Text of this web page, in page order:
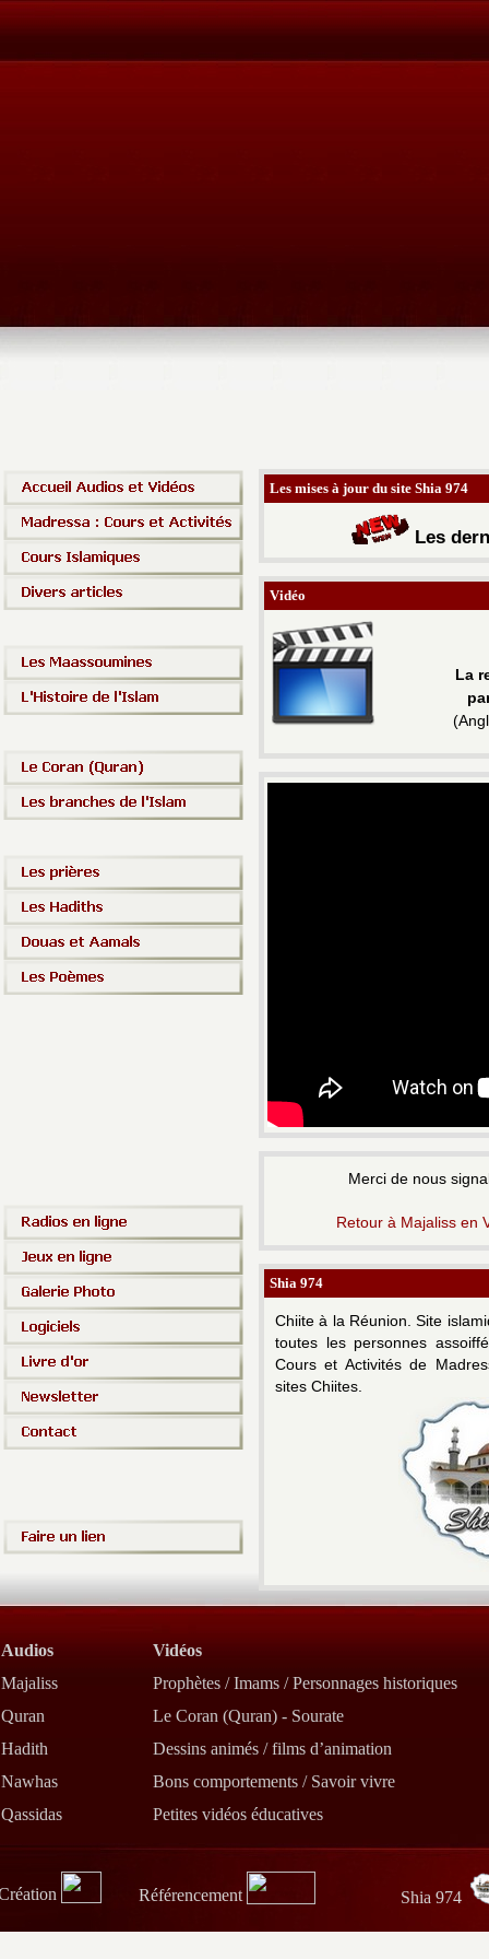
Les mises à jour du site Shia 974
Les d
Vidéo
La
(
Merci de nous
Retour à Majaliss en
Shia 974
Chiite à la Réunion.Site
toutes les personnes
Cours et Activités de
sites Chiites.
Référencement Shia 974
Audios
Vidéos
Majaliss
Prophètes / Imams / Personnages historiques
Quran
Le Coran (Quran) - Sourate
Hadith
Dessins animés / films d’animation
Nawhas
Bons comportements / Savoir vivre
Qassidas
Petites vidéos éducatives